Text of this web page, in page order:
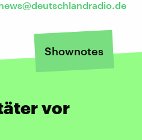
Shownotes
vor